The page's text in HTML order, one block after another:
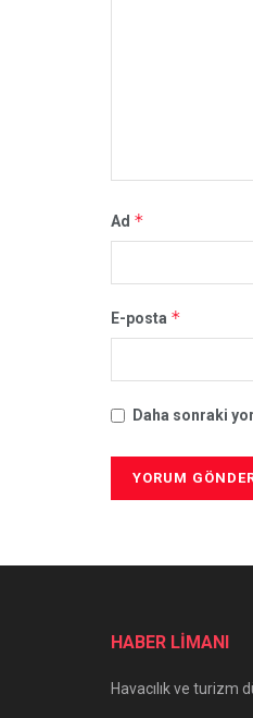
Ad *
E-posta *
Daha sonraki
HABER LİMANI
Havacılık ve turizm